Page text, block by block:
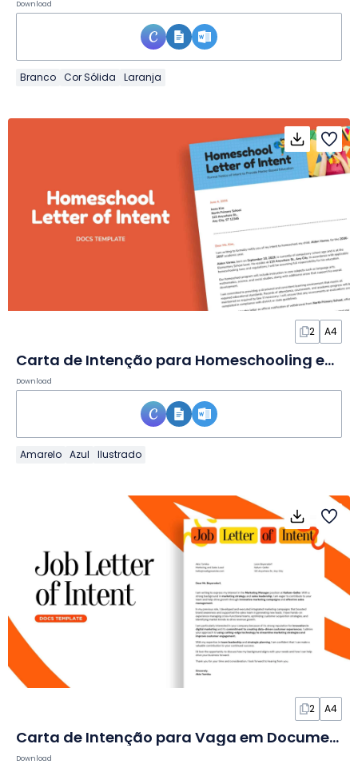
Download
Branco Cor Sólida Laranja
2 A4
Carta de Intenção para Homeschooling em Documento
Download
Amarelo Azul Ilustrado
2 A4
Carta de Intenção para Vaga em Documento
Download